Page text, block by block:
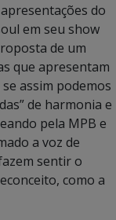
do
em seu show
de um
que apresentam
assim podemos
de harmonia e
pela MPB e
a voz de
sentir o
como a